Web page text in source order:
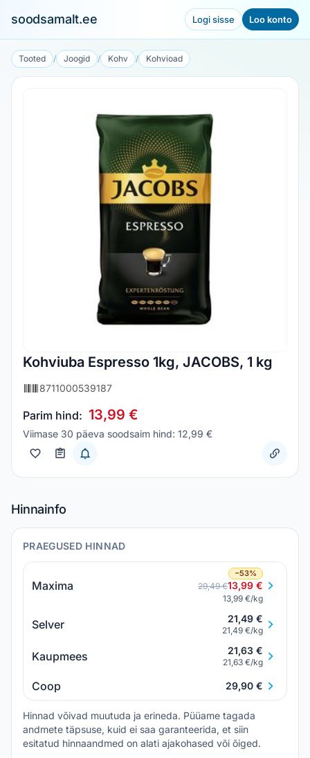
soodsamalt.ee Logi sisse Loo konto
Tooted / Joogid / Kohv / Kohvioad
Kohviuba Espresso 1kg, JACOBS, 1 kg
8711000539187
Parim hind: 13,99 €
Viimase 30 päeva soodsaim hind: 12,99 €
Hinnainfo
PRAEGUSED HINNAD
Maxima
−53%
29,49 €13,99 €
13,99 €/kg
Selver 21,49 €
21,49 €/kg
Kaupmees 21,63 €
21,63 €/kg
Coop 29,90 €
Hinnad võivad muutuda ja erineda. Püüame tagada
andmete täpsuse, kuid ei saa garanteerida, et siin
esitatud hinnaandmed on alati ajakohased või õiged.